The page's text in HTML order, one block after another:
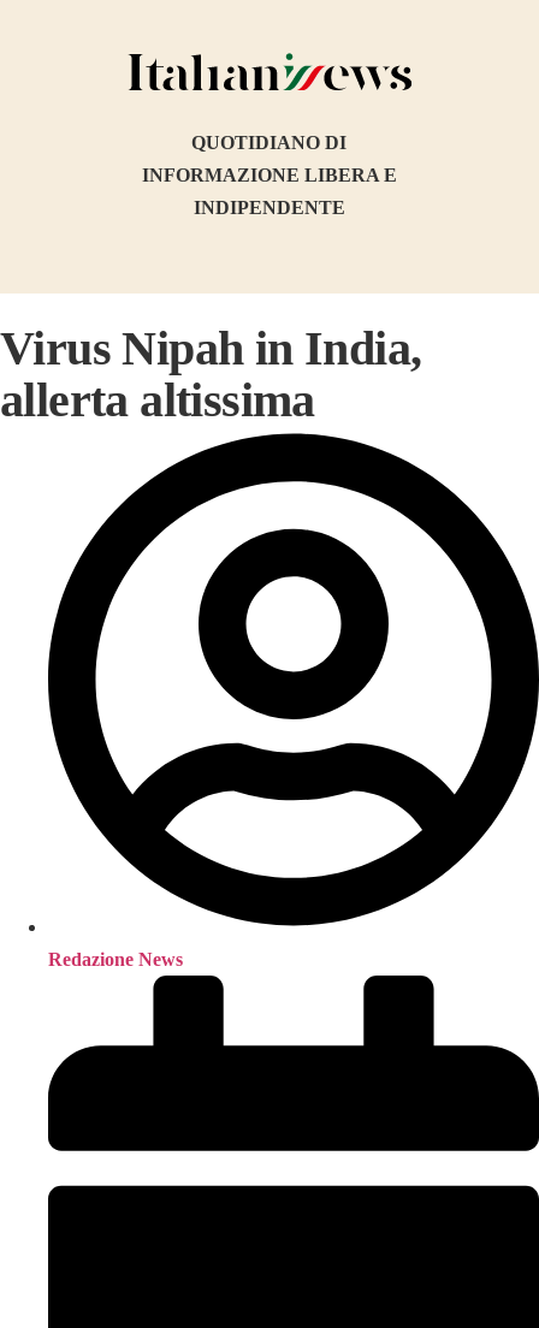
QUOTIDIANO DI
INFORMAZIONE LIBERA E
INDIPENDENTE
Virus Nipah in India,
allerta altissima
Redazione News